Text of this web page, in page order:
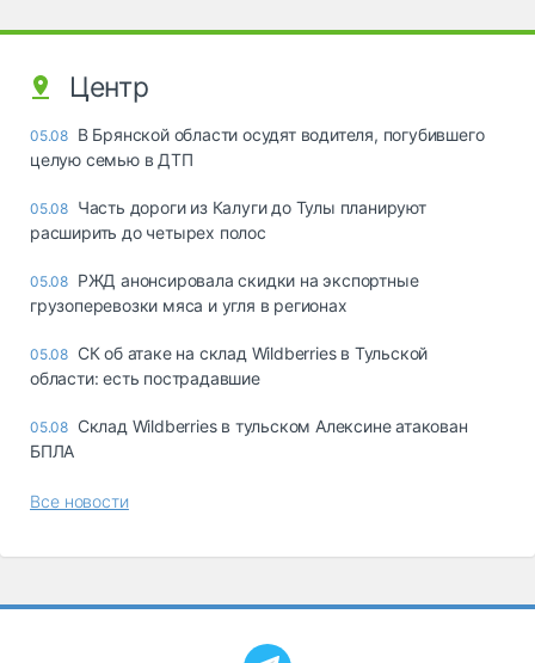
Центр
05.08 В Брянской области осудят водителя, погубившего
целую семью в ДТП
05.08 Часть дороги из Калуги до Тулы планируют
расширить до четырех полос
05.08 РЖД анонсировала скидки на экспортные
грузоперевозки мяса и угля в регионах
05.08 СК об атаке на склад Wildberries в Тульской
области: есть пострадавшие
05.08 Склад Wildberries в тульском Алексине атакован
БПЛА
Все новости